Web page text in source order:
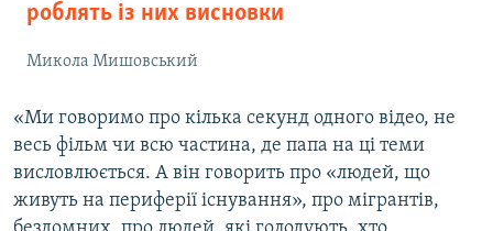
роблять із них висновки
Микола Мишовський
«Ми говоримо про кілька секунд одного відео, не
весь фільм чи всю частина, де папа на ці теми
висловлюється. А він говорить про «людей, що
живуть на периферії існування», про мігрантів,